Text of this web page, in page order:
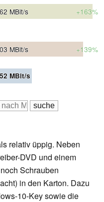
MBit/s +163%
MBit/s +139%
MBit/s
relativ üppig. Neben
DVD und einem
Schrauben
in den Karton. Dazu
10-Key sowie die